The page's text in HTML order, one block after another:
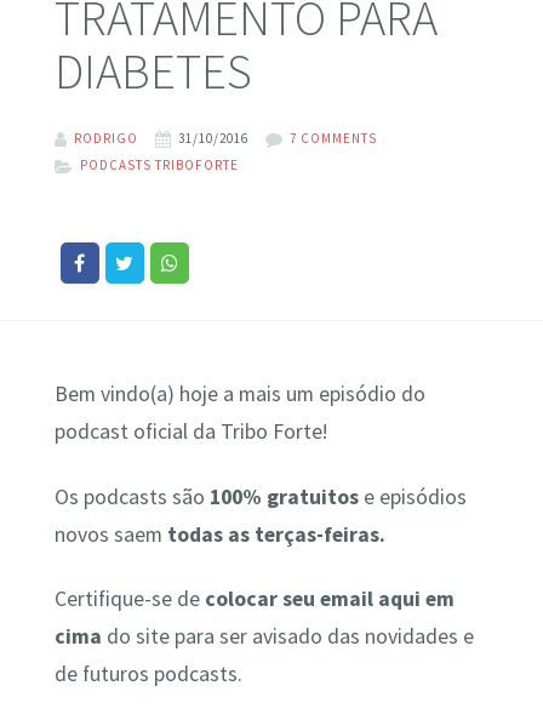
TRATAMENTO PARA
DIABETES
RODRIGO 31/10/2016
7 COMMENTS
PODCASTS TRIBOFORTE
Bem vindo(a) hoje a mais um episódio do
podcast oficial da Tribo Forte!
Os podcasts são 100% gratuitose episódios
novos saem todas as terças-feiras.
Certifique-se de colocar seu email aqui em
cima do site para ser avisado das novidades e
de futuros podcasts.